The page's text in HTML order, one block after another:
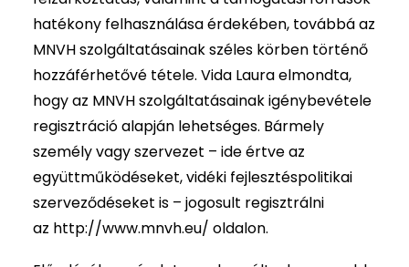
hatékony felhasználása érdekében, továbbá az
MNVH szolgáltatásainak széles körben történő
hozzáférhetővé tétele. Vida Laura elmondta,
hogy az MNVH szolgáltatásainak igénybevétele
regisztráció alapján lehetséges. Bármely
személy vagy szervezet – ide értve az
együttműködéseket, vidéki fejlesztéspolitikai
szerveződéseket is – jogosult regisztrálni
az http://www.mnvh.eu/ oldalon.